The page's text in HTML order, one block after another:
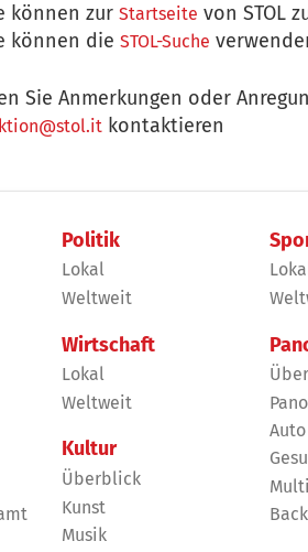
können zurStartseite von STOL
können dieSTOL-Suche
Sie Anmerkungen oder
kontaktieren
Politik
Lokal
Weltweit
Wirtschaft
Lokal
Weltweit
Kultur
Überblick
Kunst
Musik